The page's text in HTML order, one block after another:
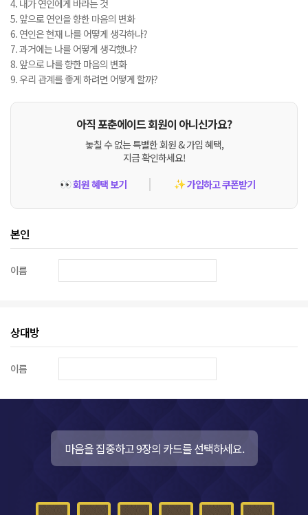
4. 내가 연인에게 바라는 것
5. 앞으로 연인을 향한 마음의 변화
6. 연인은 현재 나를 어떻게 생각하나?
7. 과거에는 나를 어떻게 생각했나?
8. 앞으로 나를 향한 마음의 변화
9. 우리 관계를 좋게 하려면 어떻게 할까?
아직 포춘에이드 회원이 아니신가요?
놓칠 수 없는 특별한 회원 & 가입 혜택,
지금 확인하세요!
👀회원 혜택 보기 ✨가입하고 쿠폰받기
본인
이름
상대방
이름
마음을 집중하고 9장의 카드를 선택하세요.